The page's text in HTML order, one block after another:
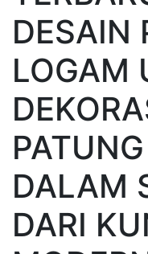
DESAIN
LOGAM
DALAM
DARI